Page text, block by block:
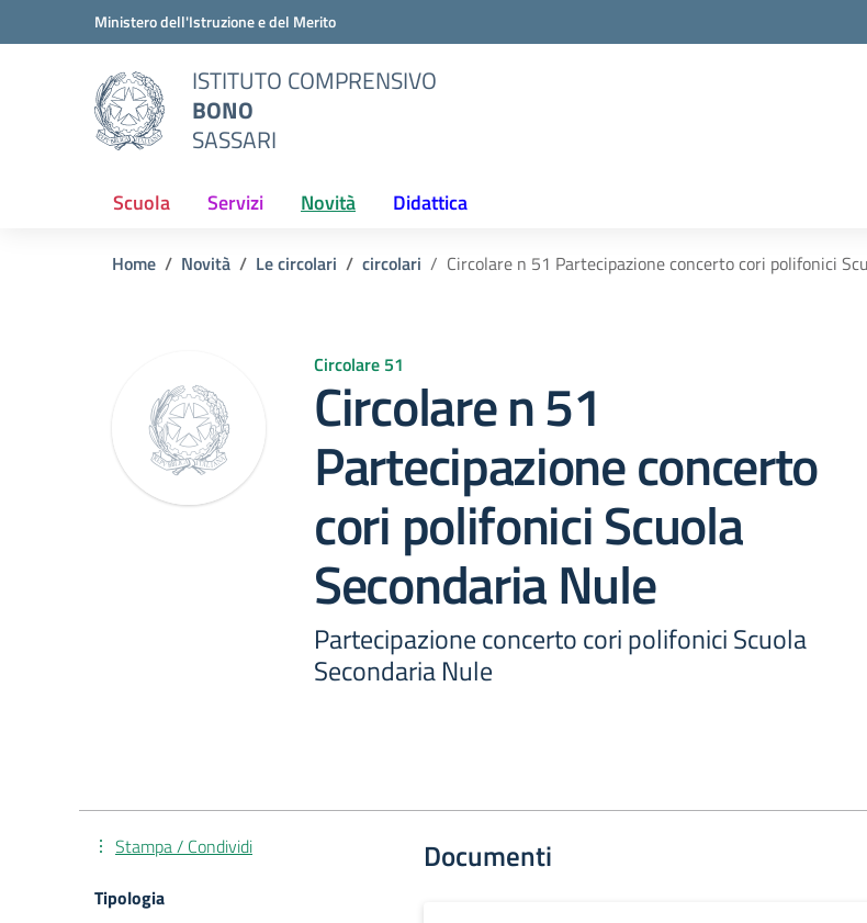
Vai ai contenuti
Vai al menu di navigazioneMinistero dell'Istruzione e del Merito
ISTITUTO COMPRENSIVO
BONO
SASSARI
Scuola Servizi Novità Didattica
Home Novità Le circolari circolari Circolare n 51 Partecipazione concerto cori polifonici
Circolare 51
Circolare n 51
Partecipazione concerto
cori polifonici Scuola
Secondaria Nule
Partecipazione concerto cori polifonici Scuola
Secondaria Nule
Documenti
Stampa / Condividi
Tipologia